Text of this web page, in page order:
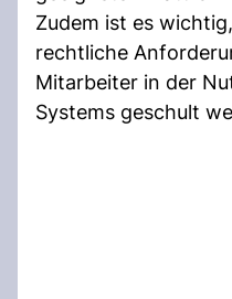
Zudem ist es
rechtliche
Mitarbeiter in der
Systems geschult